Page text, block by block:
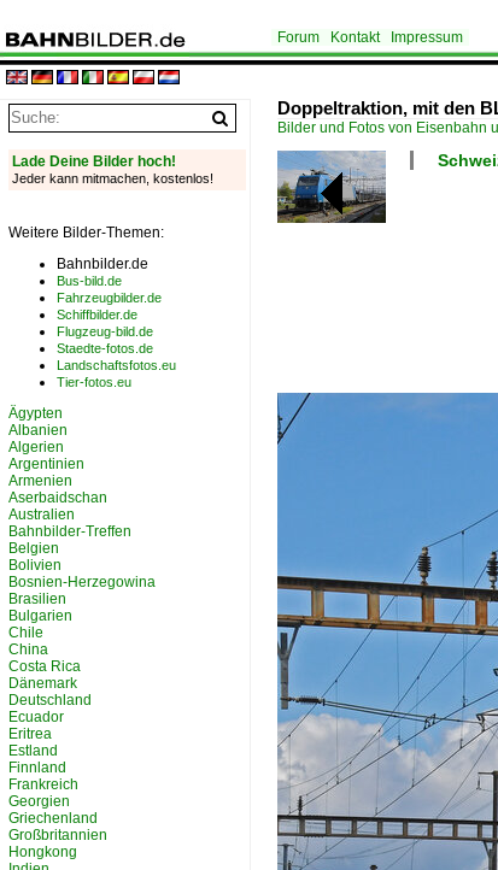
Forum Kontakt Impressum
Doppeltraktion, mit den
Bilder und Fotos von Eisenbahn
Lade Deine Bilder hoch!
Jeder kann mitmachen, kostenlos!
Weitere Bilder-Themen:
Bahnbilder.de
Bus-bild.de
Fahrzeugbilder.de
Schiffbilder.de
Flugzeug-bild.de
Staedte-fotos.de
Landschaftsfotos.eu
Tier-fotos.eu
Ägypten
Albanien
Algerien
Argentinien
Armenien
Aserbaidschan
Australien
Bahnbilder-Treffen
Belgien
Bolivien
Bosnien-Herzegowina
Brasilien
Bulgarien
Chile
China
Costa Rica
Dänemark
Deutschland
Ecuador
Eritrea
Estland
Finnland
Frankreich
Georgien
Griechenland
Großbritannien
Hongkong